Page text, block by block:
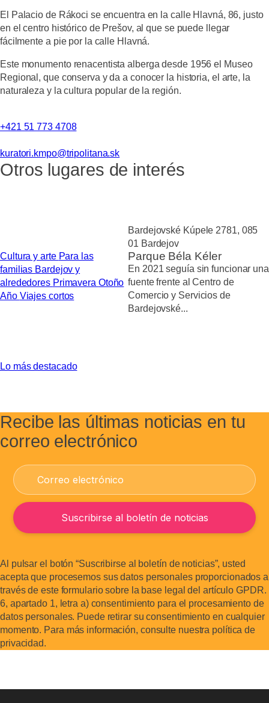
El Palacio de Rákoci se encuentra en la calle Hlavná, 86, justo
en el centro histórico de Prešov, al que se puede llegar
fácilmente a pie por la calle Hlavná.
Este monumento renacentista alberga desde 1956 el Museo
Regional, que conserva y da a conocer la historia, el arte, la
naturaleza y la cultura popular de la región.
+421 51 773 4708
kuratori.kmpo@tripolitana.sk
Otros lugares de interés
Cultura y arte Para las
familias Bardejov y
alrededores Primavera Otoño
Año Viajes cortos
Bardejovské Kúpele 2781, 085
01 Bardejov
Parque Béla Kéler
En 2021 seguía sin funcionar una
fuente frente al Centro de
Comercio y Servicios de
Bardejovské...
Lo más destacado
Recibe las últimas noticias en tu
correo electrónico
Al pulsar el botón “Suscribirse al boletín de noticias”, usted
acepta que procesemos sus datos personales proporcionados a
través de este formulario sobre la base legal del artículo GPDR.
6, apartado 1, letra a) consentimiento para el procesamiento de
datos personales. Puede retirar su consentimiento en cualquier
momento. Para más información, consulte nuestra política de
privacidad.